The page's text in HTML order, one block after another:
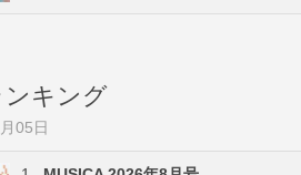
ンキング
05日